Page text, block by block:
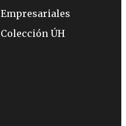
Empresariales
Colección ÚH